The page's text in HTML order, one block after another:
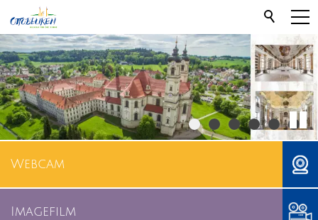
Webcam
Imagefilm